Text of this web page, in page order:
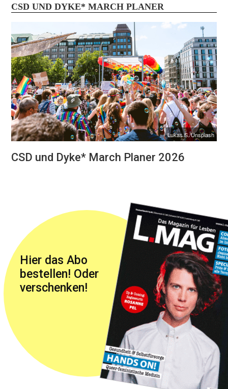
CSD UND DYKE* MARCH PLANER
Lukas S./Unsplash
CSD und Dyke* March Planer 2026
Hier das Abo
bestellen! Oder
verschenken!